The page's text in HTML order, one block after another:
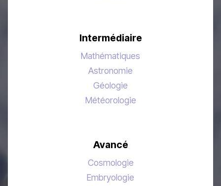
Intermédiaire
Mathématiques
Astronomie
Géologie
Météorologie
Avancé
Cosmologie
Embryologie